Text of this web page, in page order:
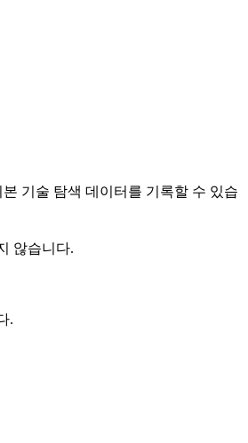
기술 탐색 데이터를 기록할 수 있습
않습니다.
.